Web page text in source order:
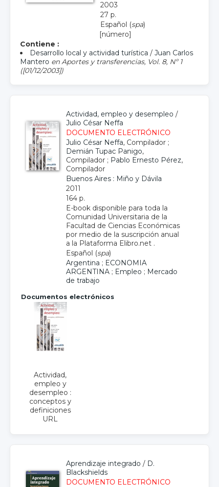
2003
27 p.
Español (spa)
[número]
Contiene :
Desarrollo local y actividad turística / Juan Carlos
Mantero en Aportes y transferencias, Vol. 8, Nº 1
([01/12/2003])
Actividad, empleo y desempleo /
Julio César Neffa
DOCUMENTO ELECTRÓNICO
Julio César Neffa, Compilador ;
Demián Tupac Panigo,
Compilador ; Pablo Ernesto Pérez,
Compilador
Buenos Aires : Miño y Dávila
2011
164 p.
E-book disponible para toda la
Comunidad Universitaria de la
Facultad de Ciencias Económicas
por medio de la suscripción anual
a la Plataforma Elibro.net .
Español (spa)
Argentina ; ECONOMIA
ARGENTINA ; Empleo ; Mercado
de trabajo
Documentos electrónicos
Actividad,
empleo y
desempleo :
conceptos y
definiciones
URL
Aprendizaje integrado / D.
Blackshields
DOCUMENTO ELECTRÓNICO